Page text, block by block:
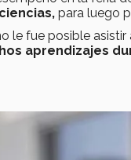
para luego
le fue posible asistir
aprendizajes